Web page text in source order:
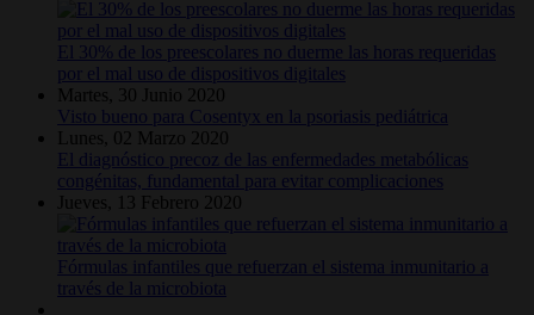
El 30% de los preescolares no duerme las horas requeridas
por el mal uso de dispositivos digitales
Martes, 30 Junio 2020
Visto bueno para Cosentyx en la psoriasis pediátrica
Lunes, 02 Marzo 2020
El diagnóstico precoz de las enfermedades metabólicas
congénitas, fundamental para evitar complicaciones
Jueves, 13 Febrero 2020
Fórmulas infantiles que refuerzan el sistema inmunitario a
través de la microbiota